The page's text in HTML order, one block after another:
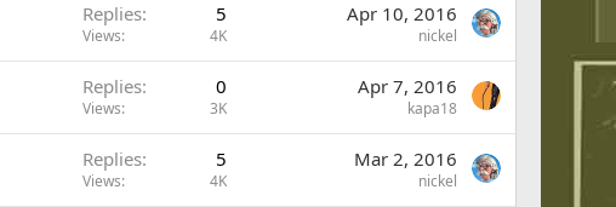
Replies 5
Views 4K
Apr 10, 2016
nickel
Replies 0
Views 3K
Apr 7, 2016
kapa18
Replies 5
Views 4K
Mar 2, 2016
nickel